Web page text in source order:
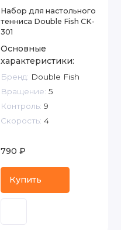
Набор для настольного
тенниса Double Fish CK-
301
Основные
характеристики:
Бренд: Double Fish
Вращение: 5
Контроль: 9
Скорость: 4
790 ₽
Купить